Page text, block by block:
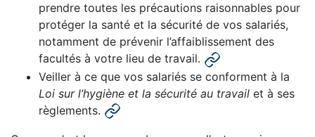
prendre toutes les précautions raisonnables pour
protéger la santé et la sécurité de vos salariés,
notamment de prévenir l’affaiblissement des
facultés à votre lieu de travail.
Veiller à ce que vos salariés se conforment à la
Loi sur l’hygiène et la sécurité au travail et à ses
règlements.